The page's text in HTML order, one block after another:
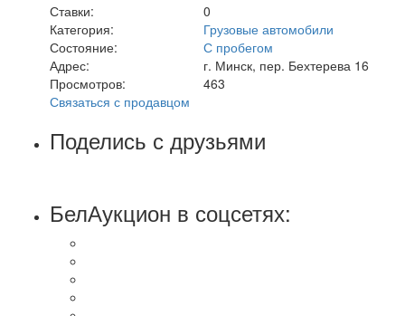
Ставки:
0
Категория:
Грузовые автомобили
Состояние:
С пробегом
Адрес:
г. Минск, пер. Бехтерева 16
Просмотров:
463
Связаться с продавцом
Поделись с друзьями
БелАукцион в соцсетях: